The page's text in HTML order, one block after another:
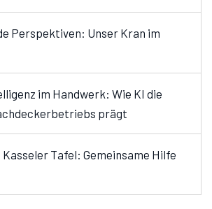
Perspektiven: Unser Kran im
im Handwerk: Wie KI die
prägt
Kasseler Tafel: Gemeinsame Hilfe